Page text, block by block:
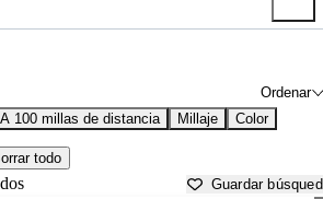
Ordenar
A 100 millas de distancia Millaje Color
todo
Guardar